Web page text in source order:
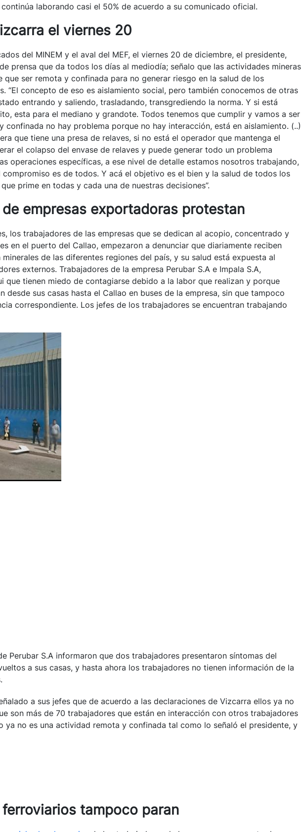
laborando casi el 50% de acuerdo a su comunicado oficial.
el viernes 20
del MINEM y el aval del MEF, el viernes 20 de diciembre, el presidente,
prensa que da todos los días al mediodía; señalo que las actividades mineras
que ser remota y confinada para no generar riesgo en la salud de los
“El concepto de eso es aislamiento social, pero también conocemos de otras
entrando y saliendo, trasladando, transgrediendo la norma. Y si está
esta para el mediano y grandote. Todos tenemos que cumplir y vamos a ser
confinada no hay problema porque no hay interacción, está en aislamiento. (..)
que tiene una presa de relaves, si no está el operador que mantenga el
el colapso del envase de relaves y puede generar todo un problema
operaciones específicas, a ese nivel de detalle estamos nosotros trabajando,
es de todos. Y acá el objetivo es el bien y la salud de todos los
prime en todas y cada una de nuestras decisiones”.
empresas exportadoras protestan
los trabajadores de las empresas que se dedican al acopio, concentrado y
en el puerto del Callao, empezaron a denunciar que diariamente reciben
de las diferentes regiones del país, y su salud está expuesta al
externos. Trabajadores de la empresa Perubar S.A e Impala S.A,
que tienen miedo de contagiarse debido a la labor que realizan y porque
desde sus casas hasta el Callao en buses de la empresa, sin que tampoco
correspondiente. Los jefes de los trabajadores se encuentran trabajando
Perubar S.A informaron que dos trabajadores presentaron síntomas del
a sus casas, y hasta ahora los trabajadores no tienen información de la
a sus jefes que de acuerdo a las declaraciones de Vizcarra ellos ya no
son más de 70 trabajadores que están en interacción con otros trabajadores
ya no es una actividad remota y confinada tal como lo señaló el presidente, y
tampoco paran